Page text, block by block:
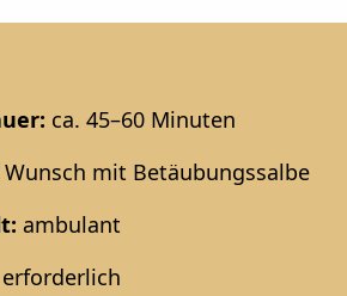
ca. 45–60 Minuten
mit Betäubungssalbe
ambulant